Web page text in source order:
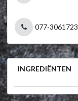
077-3061723
INGREDIËNTEN